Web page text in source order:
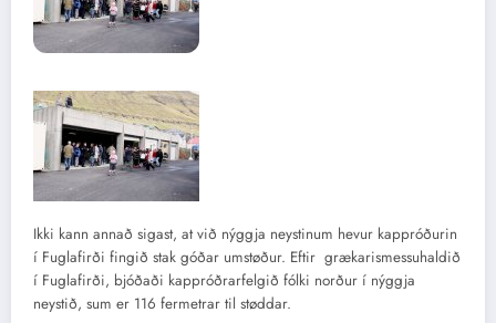
Ikki kann annað sigast, at við nýggja neystinum hevur kappróðurin
í Fuglafirði fingið stak góðar umstøður. Eftir grækarismessuhaldið
í Fuglafirði, bjóðaði kappróðrarfelgið fólki norður í nýggja
neystið, sum er 116 fermetrar til støddar.